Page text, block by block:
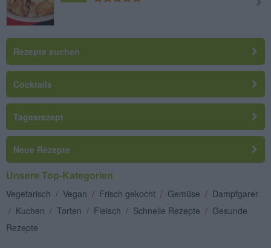
Rezepte suchen
Cocktails
Tagesrezept
Neue Rezepte
Unsere Top-Kategorien
Vegetarisch / Vegan / Frisch gekocht / Gemüse / Dampfgarer
/ Kuchen / Torten / Fleisch / Schnelle Rezepte / Gesunde
Rezepte